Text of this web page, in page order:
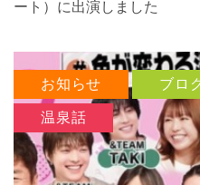
ート）に出演しました
お知らせ ブロ
温泉話